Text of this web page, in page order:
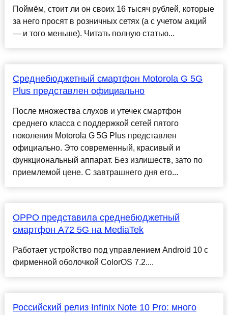
Поймём, стоит ли он своих 16 тысяч рублей, которые
за него просят в розничных сетях (а с учетом акций
— и того меньше). Читать полную статью...
Среднебюджетный смартфон Motorola G 5G
Plus представлен официально
После множества слухов и утечек смартфон
среднего класса с поддержкой сетей пятого
поколения Motorola G 5G Plus представлен
официально. Это современный, красивый и
функциональный аппарат. Без излишеств, зато по
приемлемой цене. С завтрашнего дня его...
OPPO представила среднебюджетный
смартфон A72 5G на MediaTek
Работает устройство под управлением Android 10 с
фирменной оболочкой ColorOS 7.2....
Российский релиз Infinix Note 10 Pro: много